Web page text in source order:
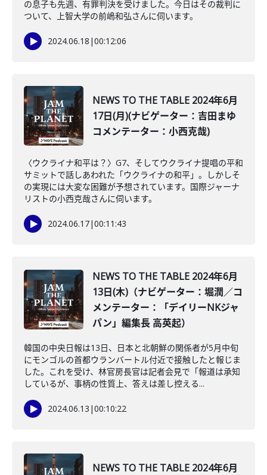
の息子も先週、有罪判決を受けました。今日はその裁判に
ついて、上智大学の前嶋和弘さんに伺います。
2024.06.18 |00:12:06
NEWS TO THE TABLE 2024年6月
17日(月)(ナビゲーター：吉田まゆ
コメンテーター：小西克哉)
〈ウクライナ和平は？〉G7、そしてウクライナ提唱の平和
サミットで話しあわれた「ウクライナの和平」。しかしそ
の実現には大変な困難が予想されています。国際ジャーナ
リストの小西克哉さんに伺います。
2024.06.17|00:11:43
NEWS TO THE TABLE 2024年6月
13日(木)（ナビゲーター：堀潤／コ
メンテーター：「デイリーNKジャ
パン」編集長 高英起）
韓国の中央日報は13日、日本と北朝鮮の関係者が5月中旬
にモンゴルの首都ウランバートル付近で接触したと報じま
した。これを受け、林官房長官は記者会見で「報道は承知
しているが、事柄の性質上、答えは差し控える...
2024.06.13 |00:10:22
NEWS TO THE TABLE 2024年6月